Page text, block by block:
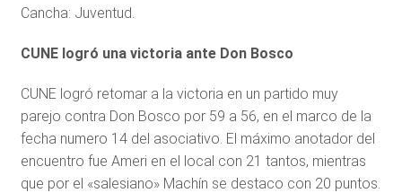
Cancha: Juventud.
CUNE logró una victoria ante Don Bosco
CUNE logró retomar a la victoria en un partido muy
parejo contra Don Bosco por 59 a 56, en el marco de la
fecha numero 14 del asociativo. El máximo anotador del
encuentro fue Ameri en el local con 21 tantos, mientras
que por el «salesiano» Machín se destaco con 20 puntos.